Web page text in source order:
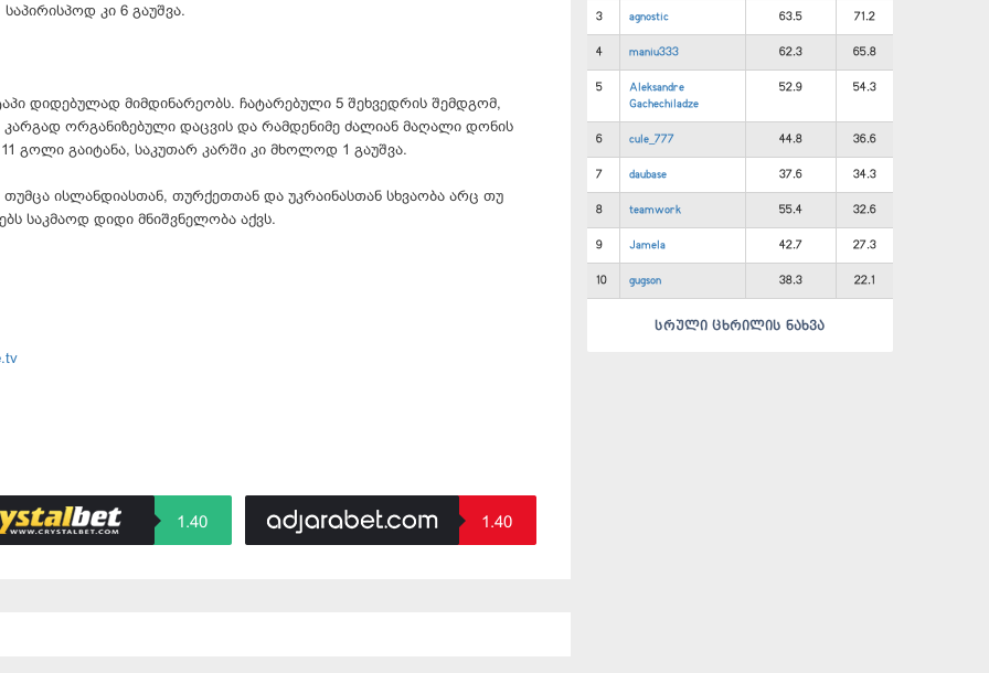
კი 6 გაუშვა.
დიდებულად მიმდინარეობს. ჩატარებული 5 შეხვედრის შემდგომ,
კარგად ორგანიზებული დაცვის და რამდენიმე ძალიან მაღალი დონის
გოლი გაიტანა, საკუთარ კარში კი მხოლოდ 1 გაუშვა.
ისლანდიასთან, თურქეთთან და უკრაინასთან სხვაობა არც თუ
საკმაოდ დიდი მნიშვნელობა აქვს.
1.40 1.40
3 agnostic 63.5 71.2
4 maniu333 62.3 65.8
5
Aleksandre
Gachechiladze
52.9 54.3
6 cule_777 44.8 36.6
7 daubase 37.6 34.3
8 teamwork 55.4 32.6
9 Jamela 42.7 27.3
10 gugson 38.3 22.1
სრული ცხრილის ნახვა